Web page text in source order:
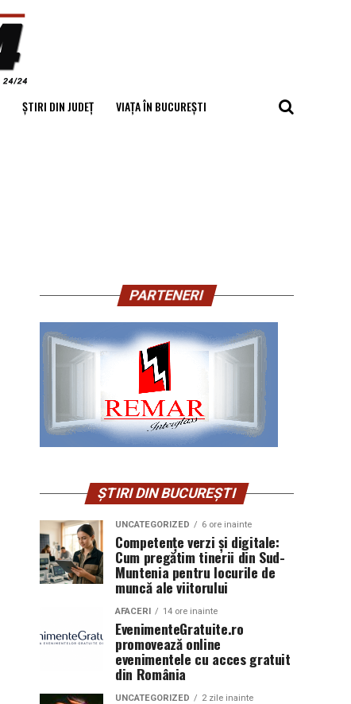
ȘTIRI DIN JUDEȚ VIAȚA ÎN BUCUREȘTI
PARTENERI
ȘTIRI DIN BUCUREȘTI
UNCATEGORIZED 6 ore inainte
Competențe verzi și digitale:
Cum pregătim tinerii din Sud-
Muntenia pentru locurile de
muncă ale viitorului
AFACERI 14 ore inainte
EvenimenteGratuite.ro
promovează online
evenimentele cu acces gratuit
din România
UNCATEGORIZED 2 zile inainte